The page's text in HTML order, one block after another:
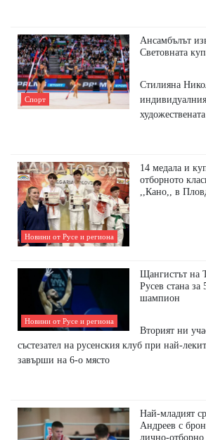
Спорт
Ансамбълът
Световната
Стилияна
Новини от Русе и региона
14 медала и
отборното
,,Кано,, в
Новини от Русе и региона
Щангистът на
Русев стана
шампион
Вторият ни
състезател на русенския клуб при най-
завърши на 6-о място
Най-младият
Андреев с
лично-